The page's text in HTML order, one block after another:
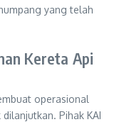
yang telah
Kereta Api
operasional
Pihak KAI